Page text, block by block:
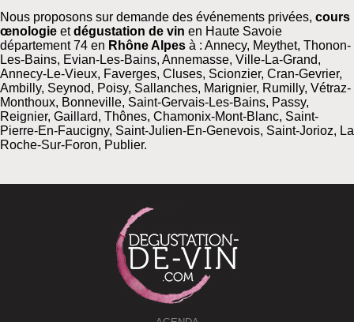
Nous proposons sur demande des événements privées, cours
œnologie etdégustation de vin en Haute Savoie
département 74 en Rhône Alpes à : Annecy, Meythet, Thonon-
Les-Bains, Evian-Les-Bains, Annemasse, Ville-La-Grand,
Annecy-Le-Vieux, Faverges, Cluses, Scionzier, Cran-Gevrier,
Ambilly, Seynod, Poisy, Sallanches, Marignier, Rumilly, Vétraz-
Monthoux, Bonneville, Saint-Gervais-Les-Bains, Passy,
Reignier, Gaillard, Thônes, Chamonix-Mont-Blanc, Saint-
Pierre-En-Faucigny, Saint-Julien-En-Genevois, Saint-Jorioz, La
Roche-Sur-Foron, Publier.